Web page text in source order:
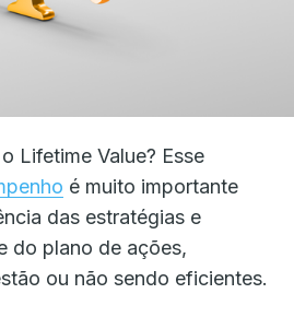
Lifetime Value? Esse
é muito importante
das estratégias e
do plano de ações,
ou não sendo eficientes.